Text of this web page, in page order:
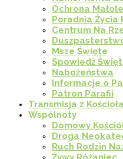
Ochrona
Poradnia Życia
Centrum Na
Msze Święte
Spowiedź
Nabożeństwa
Informacje o
Patron Parafii
Transmisja z Kościoła
Wspólnoty
Domowy
Droga
Ruch Rodzin